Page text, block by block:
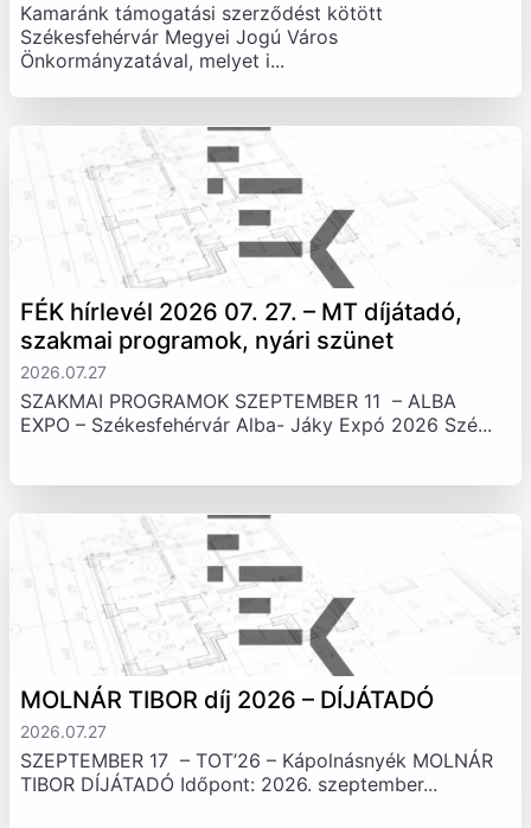
Kamaránk támogatási szerződést kötött
Székesfehérvár Megyei Jogú Város
Önkormányzatával, melyet i...
FÉK hírlevél 2026 07. 27. – MT díjátadó,
szakmai programok, nyári szünet
2026.07.27
SZAKMAI PROGRAMOK SZEPTEMBER 11 – ALBA
EXPO – Székesfehérvár Alba- Jáky Expó 2026 Szé...
MOLNÁR TIBOR díj 2026 – DÍJÁTADÓ
2026.07.27
SZEPTEMBER 17 – TOT’26 – Kápolnásnyék MOLNÁR
TIBOR DÍJÁTADÓ Időpont: 2026. szeptember...